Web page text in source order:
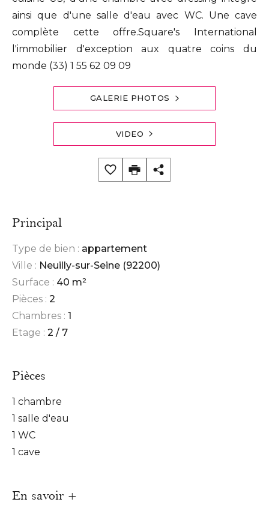
ainsi que d'une salle d'eau avec WC. Une cave
complète cette offre.Square's International
l'immobilier d'exception aux quatre coins du
monde (33) 1 55 62 09 09
GALERIE PHOTOS
VIDEO
Principal
Type de bien : appartement
Ville : Neuilly-sur-Seine (92200)
Surface : 40 m²
Pièces : 2
Chambres : 1
Etage : 2 / 7
Pièces
1 chambre
1 salle d'eau
1 WC
1 cave
En savoir +